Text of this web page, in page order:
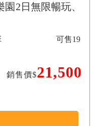
2日無限暢玩、
銷售價$21,500
可售19